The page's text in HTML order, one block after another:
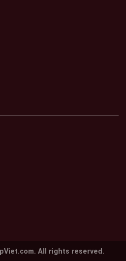
All rights reserved.